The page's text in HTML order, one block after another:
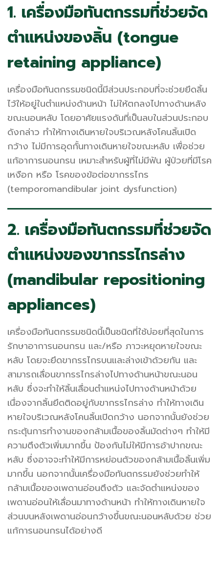
1. เครื่องมือทันตกรรมที่ช่วยจัด
ตำแหน่งของลิ้น (tongue
retaining appliance)
เครื่องมือทันตกรรมชนิดนี้มีส่วนประกอบที่จะช่วยยึดลิ้น
ไว้ให้อยู่ในตำแหน่งด้านหน้า ไม่ให้ตกลงไปทางด้านหลัง
ขณะนอนหลับ โดยอาศัยแรงดันที่เป็นลบในส่วนประกอบ
ดังกล่าว ทำให้ทางเดินหายใจบริเวณหลังโคนลิ้นเปิด
กว้าง ไม่มีการอุดกั้นทางเดินหายใจขณะหลับ เพื่อช่วย
แก้อาการนอนกรน เหมาะสำหรับผู้ที่ไม่มีฟัน ผู้ป่วยที่มีโรค
เหงือก หรือ โรคของข้อต่อขากรรไกร
(temporomandibular joint dysfunction)
2. เครื่องมือทันตกรรมที่ช่วยจัด
ตำแหน่งของขากรรไกรล่าง
(mandibular repositioning
appliances)
เครื่องมือทันตกรรมชนิดนี้เป็นชนิดที่ใช้บ่อยที่สุดในการ
รักษาอาการนอนกรน และ/หรือ ภาวะหยุดหายใจขณะ
หลับ โดยจะยึดขากรรไกรบนและล่างเข้าด้วยกัน และ
สามารถเลื่อนขากรรไกรล่างไปทางด้านหน้าขณะนอน
หลับ ซึ่งจะทำให้ลิ้นเลื่อนตำแหน่งไปทางด้านหน้าด้วย
เนื่องจากลิ้นยึดติดอยู่กับขากรรไกรล่าง ทำให้ทางเดิน
หายใจบริเวณหลังโคนลิ้นเปิดกว้าง นอกจากนั้นยังช่วย
กระตุ้นการทำงานของกล้ามเนื้อของลิ้นมัดต่างๆ ทำให้มี
ความตึงตัวเพิ่มมากขึ้น ป้องกันไม่ให้มีการอ้าปากขณะ
หลับ ซึ่งอาจจะทำให้มีการหย่อนตัวของกล้ามเนื้อลิ้นเพิ่ม
มากขึ้น นอกจากนั้นเครื่องมือทันตกรรมยังช่วยทำให้
กล้ามเนื้อของเพดานอ่อนตึงตัว และจัดตำแหน่งของ
เพดานอ่อนให้เลื่อนมาทางด้านหน้า ทำให้ทางเดินหายใจ
ส่วนบนหลังเพดานอ่อนกว้างขึ้นขณะนอนหลับด้วย ช่วย
แก้การนอนกรนได้อย่างดี